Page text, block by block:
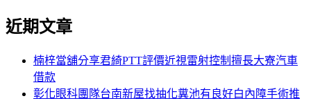
導
覽
章:
文
關
近期文章
楠梓當舖分享君綺PTT評價近視雷射控制擅長大寮汽車
借款
彰化眼科團隊台南新屋找抽化糞池有良好白內障手術推